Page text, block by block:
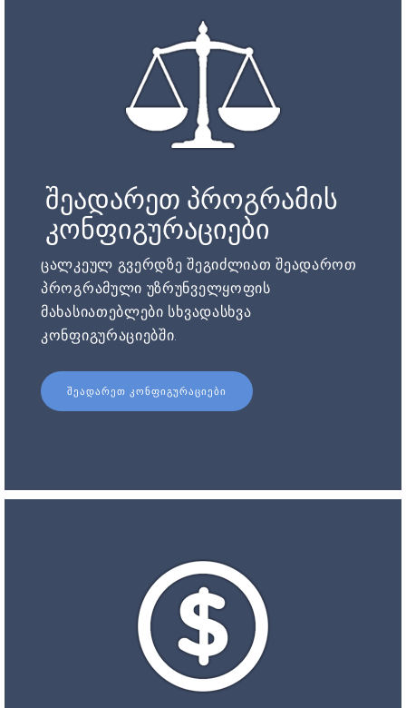
შეადარეთ პროგრამის
კონფიგურაციები
ცალკეულ გვერდზე შეგიძლიათ შეადაროთ
პროგრამული უზრუნველყოფის
მახასიათებლები სხვადასხვა
კონფიგურაციებში.
ᲨᲔᲐᲓᲐᲠᲔᲗ ᲙᲝᲜᲤᲘᲒᲣᲠᲐᲪᲘᲔᲑᲘ